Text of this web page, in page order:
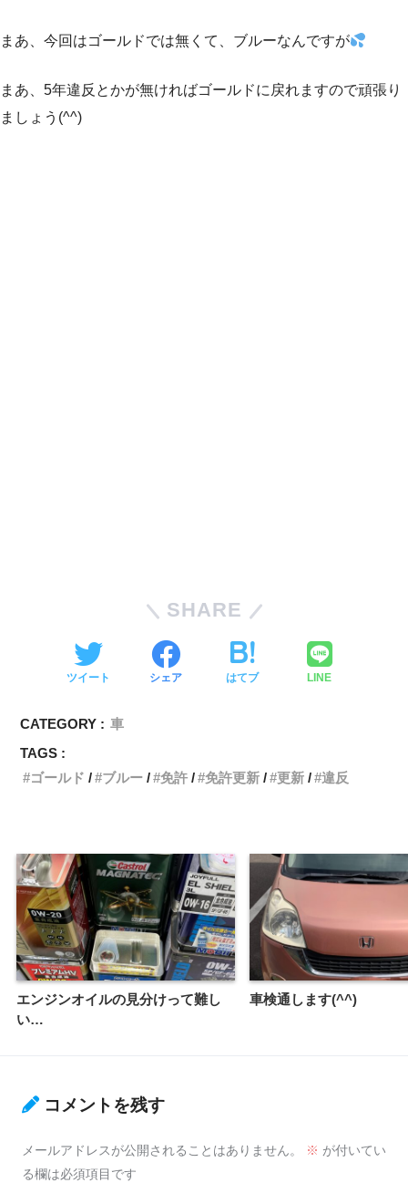
まあ、今回はゴールドでは無くて、ブルーなんですが
まあ、5年違反とかが無ければゴールドに戻れますので頑張り
ましょう(^^)
SHARE
ツイート シェア はてブ LINE
CATEGORY : 車
TAGS :
ゴールド
ブルー 免許 免許更新 更新 違反
エンジンオイルの見分けって難し
い…
車検通します(^^)
コメントを残す
メールアドレスが公開されることはありません。 ※ が付いてい
る欄は必須項目です